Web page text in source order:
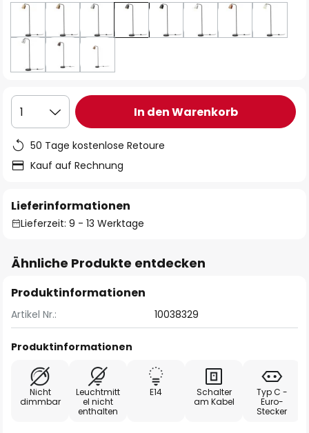
1 In den Warenkorb
50 Tage kostenlose Retoure
Kauf auf Rechnung
Lieferinformationen
Lieferzeit: 9 - 13 Werktage
Ähnliche Produkte entdecken
Produktinformationen
Artikel Nr.: 10038329
Produktinformationen
Nicht
dimmbar
Leuchtmitt
el nicht
enthalten
E14
Schalter
am Kabel
Typ C -
Euro-
Stecker